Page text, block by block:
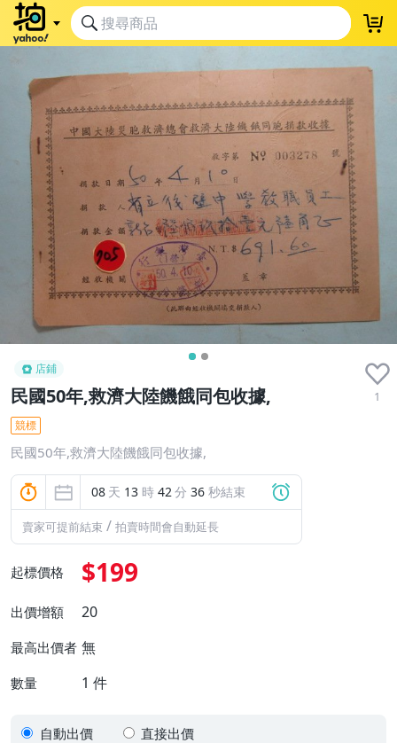
店鋪
民國50年,救濟大陸饑餓同包收據, 1
競標
民國50年,救濟大陸饑餓同包收據,
08 天 13 時 42分 35 秒結束
賣家可提前結束 / 拍賣時間會自動延長
起標價格 $199
出價增額 20
最高出價者 無
數量 1 件
自動出價 直接出價